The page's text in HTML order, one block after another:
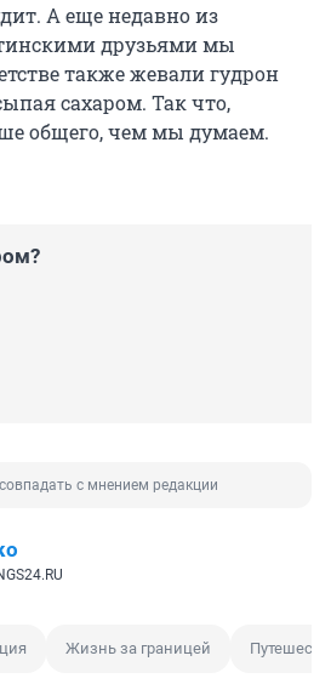
А еще недавно из
друзьями мы
также жевали гудрон
сахаром. Так что,
общего, чем мы думаем.
с мнением редакции
Жизнь за границей